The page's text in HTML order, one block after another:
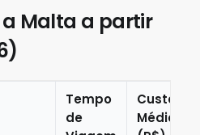
Malta a partir
Tempo
de
Custo
Médio